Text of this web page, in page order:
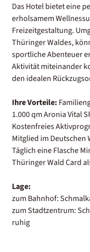
Das Hotel bietet eine
erholsamem
Freizeitgestaltung.
Thüringer Waldes,
sportliche Abenteuer
Aktivität miteinander
den idealen
Ihre Vorteile:
1.000 qm Aronia Vital
Kostenfreies
Mitglied im Deutschen
Täglich eine Flasche
Thüringer Wald Card
Lage:
zum Bahnhof:
zum Stadtzentrum:
ruhig